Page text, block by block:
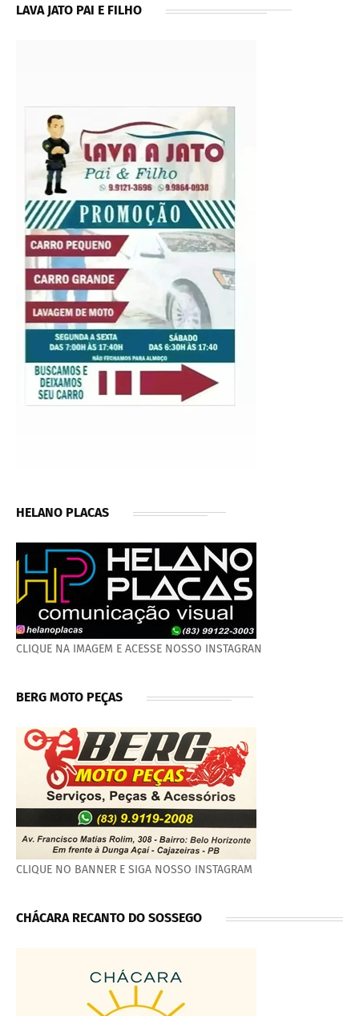
LAVA JATO PAI E FILHO
HELANO PLACAS
CLIQUE NA IMAGEM E ACESSE NOSSO INSTAGRAN
BERG MOTO PEÇAS
CLIQUE NO BANNER E SIGA NOSSO INSTAGRAM
CHÁCARA RECANTO DO SOSSEGO